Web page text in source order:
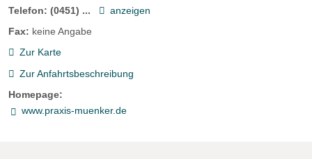
Telefon: (0451) ...
anzeigen
Fax: keine Angabe
Zur Karte
Zur Anfahrtsbeschreibung
Homepage:
www.praxis-muenker.de